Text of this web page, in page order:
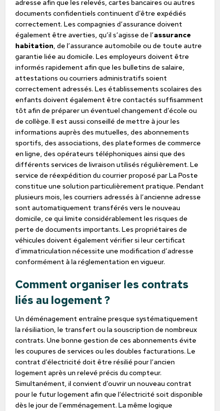
adresse afin que les relevés, cartes bancaires ou autres
documents confidentiels continuent d’être expédiés
correctement. Les compagnies d’assurance doivent
également être averties, qu’il s’agisse de l’assurance
habitation, de l’assurance automobile ou de toute autre
garantie liée au domicile. Les employeurs doivent être
informés rapidement afin que les bulletins de salaire,
attestations ou courriers administratifs soient
correctement adressés. Les établissements scolaires des
enfants doivent également être contactés suffisamment
tôt afin de préparer un éventuel changement d’école ou
de collège. Il est aussi conseillé de mettre à jour les
informations auprès des mutuelles, des abonnements
sportifs, des associations, des plateformes de commerce
en ligne, des opérateurs téléphoniques ainsi que des
différents services de livraison utilisés régulièrement. Le
service de réexpédition du courrier proposé par La Poste
constitue une solution particulièrement pratique. Pendant
plusieurs mois, les courriers adressés à l’ancienne adresse
sont automatiquement transférés vers le nouveau
domicile, ce qui limite considérablement les risques de
perte de documents importants. Les propriétaires de
véhicules doivent également vérifier si leur certificat
d’immatriculation nécessite une modification d’adresse
conformément à la réglementation en vigueur.
Comment organiser les contrats
liés au logement ?
Un déménagement entraîne presque systématiquement
la résiliation, le transfert ou la souscription de nombreux
contrats. Une bonne gestion de ces abonnements évite
les coupures de services ou les doubles facturations. Le
contrat d’électricité doit être résilié pour l’ancien
logement après un relevé précis du compteur.
Simultanément, il convient d’ouvrir un nouveau contrat
pour le futur logement afin que l’électricité soit disponible
dès le jour de l’emménagement. La même logique